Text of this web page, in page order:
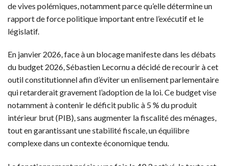
de vives polémiques, notamment parce qu’elle détermine un
rapport de force politique important entre l’exécutif et le
législatif.
En janvier 2026, face à un blocage manifeste dans les débats
du budget 2026, Sébastien Lecornu a décidé de recourir à cet
outil constitutionnel afin d’éviter un enlisement parlementaire
qui retarderait gravement l’adoption de la loi. Ce budget vise
notamment à contenir le déficit public à 5 % du produit
intérieur brut (PIB), sans augmenter la fiscalité des ménages,
tout en garantissant une stabilité fiscale, un équilibre
complexe dans un contexte économique tendu.